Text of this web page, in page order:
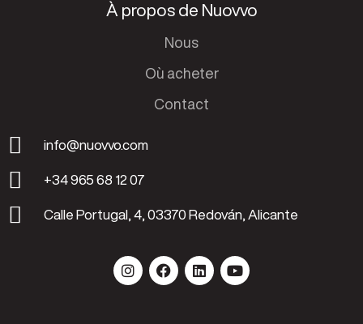
À propos de Nuovvo
Nous
Où acheter
Contact
info@nuovvo.com
+34 965 68 12 07
Calle Portugal, 4, 03370 Redován, Alicante